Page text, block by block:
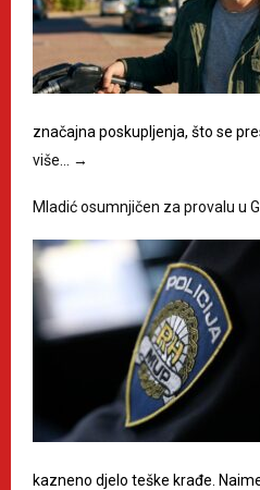
značajna poskupljenja, što se
više…
→
Mladić osumnjičen za provalu u
kazneno djelo teške krađe.